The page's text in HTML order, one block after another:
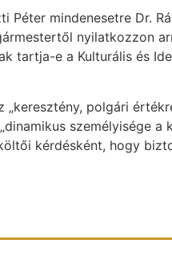
Péter mindenesetre Dr.
nyilatkozzon
tartja-e a Kulturális és
„keresztény, polgári
személyisége a
kérdésként, hogy